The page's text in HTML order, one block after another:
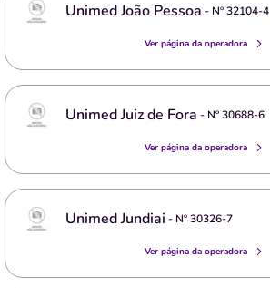
Unimed João Pessoa - Nº32104-4
Ver página da operadora
Unimed Juiz de Fora - Nº30688-6
Ver página da operadora
Unimed Jundiai - Nº30326-7
Ver página da operadora